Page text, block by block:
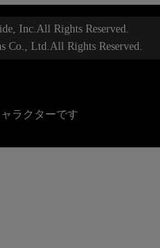
Inc.All Rights Reserved.
Co., Ltd.All Rights Reserved.
ラクターです